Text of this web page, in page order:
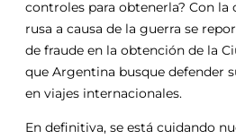
controles para obtenerla? Con
rusa a causa de la guerra se
de fraude en la obtención de la
que Argentina busque defender
en viajes internacionales.
En definitiva, se está cuidando